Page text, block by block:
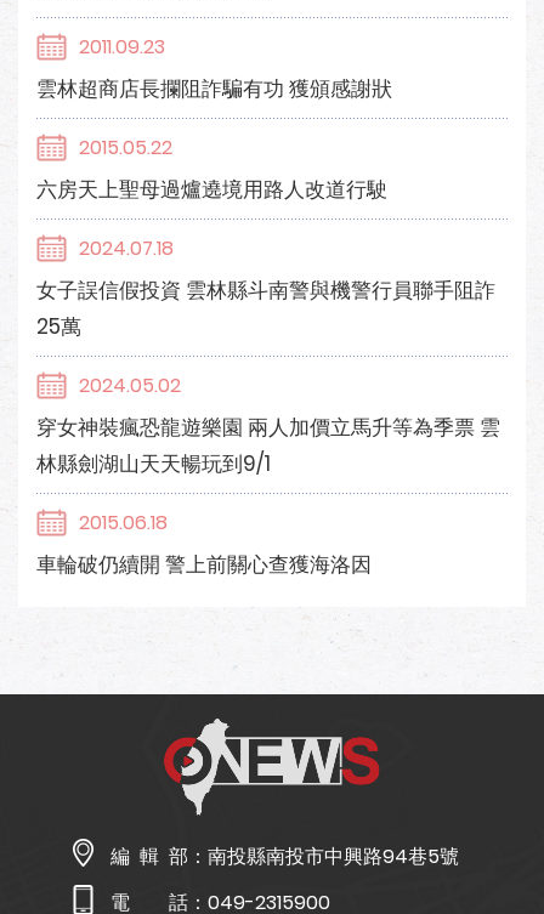
2011.09.23
雲林超商店長攔阻詐騙有功 獲頒感謝狀
2015.05.22
六房天上聖母過爐遶境用路人改道行駛
2024.07.18
女子誤信假投資 雲林縣斗南警與機警行員聯手阻詐
25萬
2024.05.02
穿女神裝瘋恐龍遊樂園 兩人加價立馬升等為季票 雲
林縣劍湖山天天暢玩到9/1
2015.06.18
車輪破仍續開 警上前關心查獲海洛因
編 輯 部： 南投縣南投市中興路94巷5號
電 話： 049-2315900